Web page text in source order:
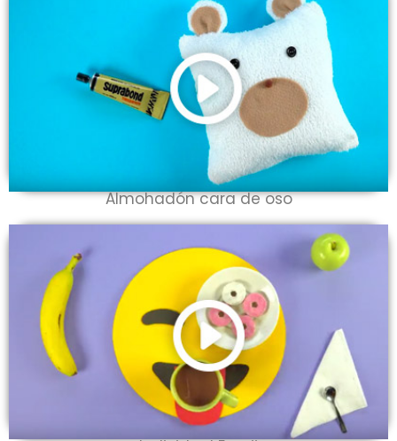
Almohadón cara de oso